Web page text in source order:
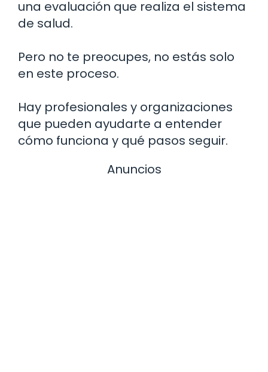
una evaluación que realiza el sistema
de salud.
Pero no te preocupes, no estás solo
en este proceso.
Hay profesionales y organizaciones
que pueden ayudarte a entender
cómo funciona y qué pasos seguir.
Anuncios